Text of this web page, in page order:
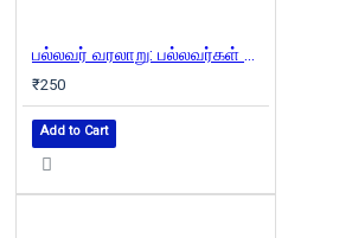
பல்லவர் வரலாறு: பல்லவர்கள் யார்? எங்கிருந்து வந்தனர்?
₹250
Add to Cart